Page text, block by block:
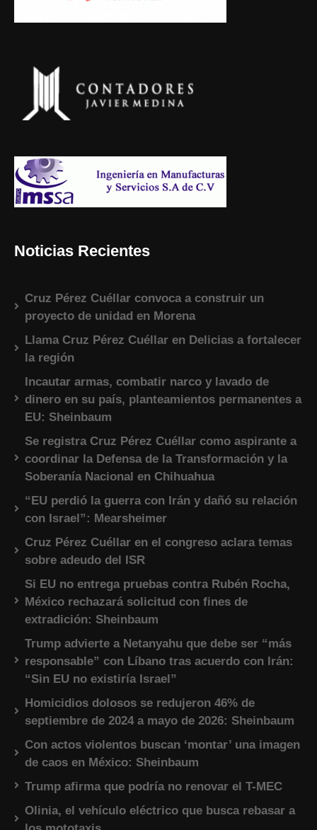
Noticias Recientes
Cruz Pérez Cuéllar convoca a construir un
proyecto de unidad en Morena
Llama Cruz Pérez Cuéllar en Delicias a fortalecer
la región
Incautar armas, combatir narco y lavado de
dinero en su país, planteamientos permanentes a
EU: Sheinbaum
Se registra Cruz Pérez Cuéllar como aspirante a
coordinar la Defensa de la Transformación y la
Soberanía Nacional en Chihuahua
“EU perdió la guerra con Irán y dañó su relación
con Israel”: Mearsheimer
Cruz Pérez Cuéllar en el congreso aclara temas
sobre adeudo del ISR
Si EU no entrega pruebas contra Rubén Rocha,
México rechazará solicitud con fines de
extradición: Sheinbaum
Trump advierte a Netanyahu que debe ser “más
responsable” con Líbano tras acuerdo con Irán:
“Sin EU no existiría Israel”
Homicidios dolosos se redujeron 46% de
septiembre de 2024 a mayo de 2026: Sheinbaum
Con actos violentos buscan ‘montar’ una imagen
de caos en México: Sheinbaum
Trump afirma que podría no renovar el T-MEC
Olinia, el vehículo eléctrico que busca rebasar a